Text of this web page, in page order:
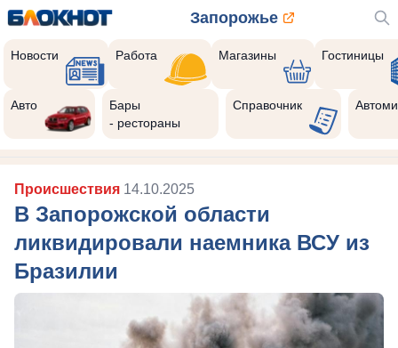
Запорожье
Новости Работа Магазины Гостиницы
Авто
Бары
- рестораны
Справочник
Происшествия 14.10.2025
В Запорожской области
ликвидировали наемника ВСУ из
Бразилии